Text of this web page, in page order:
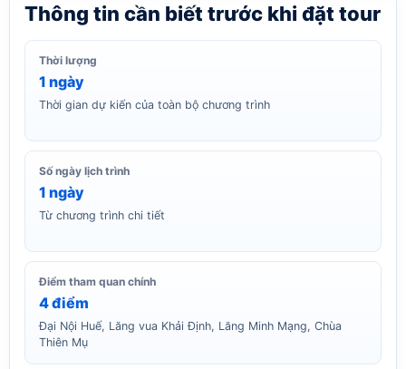
Thông tin cần biết trước khi đặt tour
Thời lượng
1 ngày
Thời gian dự kiến của toàn bộ chương trình
Số ngày lịch trình
1 ngày
Từ chương trình chi tiết
Điểm tham quan chính
4 điểm
Đại Nội Huế, Lăng vua Khải Định, Lăng Minh Mạng, Chùa
Thiên Mụ